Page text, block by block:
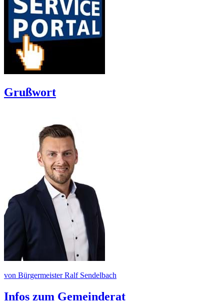
Grußwort
von Bürgermeister Ralf Sendelbach
Infos zum Gemeinderat